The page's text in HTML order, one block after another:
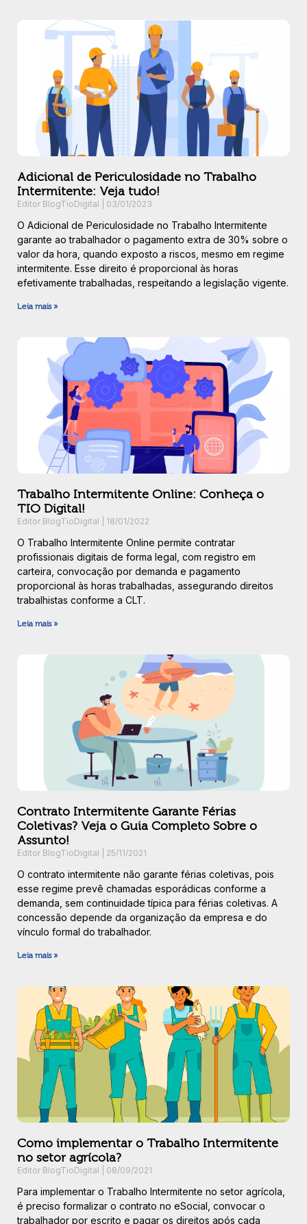
Adicional de Periculosidade no Trabalho
Intermitente: Veja tudo!
Editor BlogTioDigital 03/01/2023
O Adicional de Periculosidade no Trabalho Intermitente
garante ao trabalhador o pagamento extra de 30% sobre o
valor da hora, quando exposto a riscos, mesmo em regime
intermitente. Esse direito é proporcional às horas
efetivamente trabalhadas, respeitando a legislação vigente.
Leia mais »
Trabalho Intermitente Online: Conheça o
TIO Digital!
Editor BlogTioDigital 18/01/2022
O Trabalho Intermitente Online permite contratar
profissionais digitais de forma legal, com registro em
carteira, convocação por demanda e pagamento
proporcional às horas trabalhadas, assegurando direitos
trabalhistas conforme a CLT.
Leia mais »
Contrato Intermitente Garante Férias
Coletivas? Veja o Guia Completo Sobre o
Assunto!
Editor BlogTioDigital 25/11/2021
O contrato intermitente não garante férias coletivas, pois
esse regime prevê chamadas esporádicas conforme a
demanda, sem continuidade típica para férias coletivas. A
concessão depende da organização da empresa e do
vínculo formal do trabalhador.
Leia mais »
Como implementar o Trabalho Intermitente
no setor agrícola?
Editor BlogTioDigital 08/09/2021
Para implementar o Trabalho Intermitente no setor agrícola,
é preciso formalizar o contrato no eSocial, convocar o
trabalhador por escrito e pagar os direitos após cada